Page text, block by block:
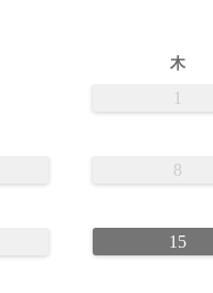
木
1
8
15